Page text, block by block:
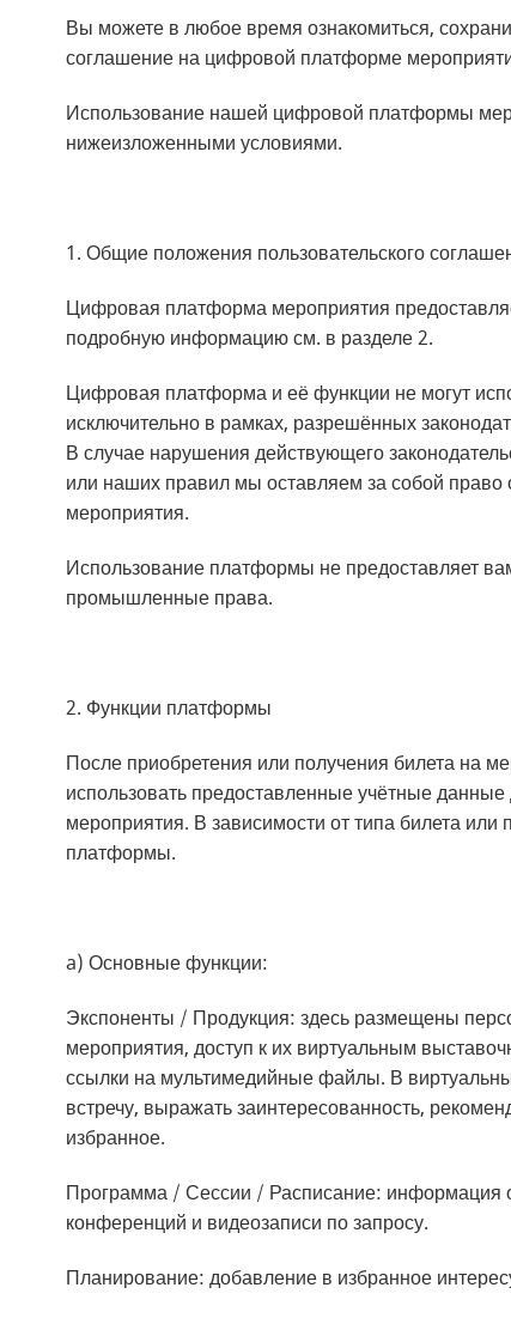
Вы можете в любое время ознакомиться,
соглашение на цифровой платформе
Использование нашей цифровой платформы
нижеизложенными условиями.
1. Общие положения пользовательского
Цифровая платформа мероприятия
подробную информацию см. в разделе 2.
Цифровая платформа и её функции не могут
исключительно в рамках, разрешённых
В случае нарушения действующего
или наших правил мы оставляем за собой
мероприятия.
Использование платформы не предоставляет
промышленные права.
2. Функции платформы
После приобретения или получения билета на
использовать предоставленные учётные
мероприятия. В зависимости от типа билета
платформы.
a) Основные функции:
Экспоненты / Продукция: здесь размещены
мероприятия, доступ к их виртуальным
ссылки на мультимедийные файлы. В
встречу, выражать заинтересованность,
избранное.
Программа / Сессии / Расписание: информация
конференций и видеозаписи по запросу.
Планирование: добавление в избранное